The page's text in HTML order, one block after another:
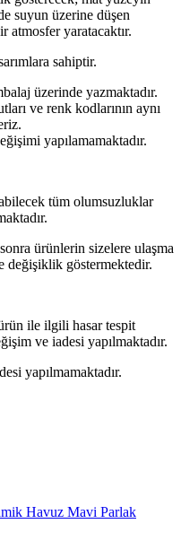
suyun üzerine düşen
atmosfer yaratacaktır.
sahiptir.
üzerinde yazmaktadır.
ve renk kodlarının aynı
yapılamamaktadır.
tüm olumsuzluklar
ürünlerin sizelere ulaşma
değişiklik göstermektedir.
ile ilgili hasar tespit
ve iadesi yapılmaktadır.
yapılmamaktadır.
Havuz Mavi Parlak